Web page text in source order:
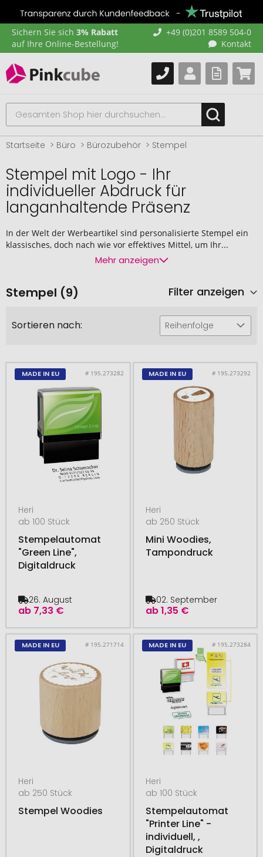
Sichern Sie sich 3% Rabatt
auf Ihre Online-Bestellung!
+49 (0)201 8589 504-0
Kontakt
Startseite Büro Bürozubehör Stempel
Stempel mit Logo - Ihr
individueller Abdruck für
langanhaltende Präsenz
In der Welt der Werbeartikel sind personalisierte Stempel ein
klassisches, doch nach wie vor effektives Mittel, um Ihr...
Mehr anzeigen
Stempel (9) Filter anzeigen
Sortieren nach: Reihenfolge
MADE IN EU # 195.273282
Heri
ab 100 Stück
Stempelautomat
"Green Line",
Digitaldruck
ab 7,33 €
26. August
MADE IN EU # 195.273292
Heri
ab 250 Stück
Mini Woodies,
Tampondruck
ab1,35 €
02. September
MADE IN EU # 195.271714
Heri
ab 250 Stück
Stempel Woodies
MADE IN EU # 195.273284
Heri
ab 100 Stück
Stempelautomat
"Printer Line" -
individuell, ,
Digitaldruck